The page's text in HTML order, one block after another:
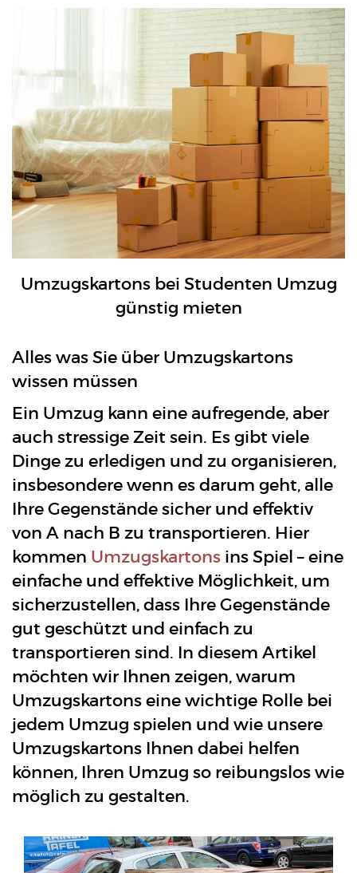
Umzugskartons bei Studenten Umzug
günstig mieten
Alles was Sie über Umzugskartons
wissen müssen
Ein Umzug kann eine aufregende, aber
auch stressige Zeit sein. Es gibt viele
Dinge zu erledigen und zu organisieren,
insbesondere wenn es darum geht, alle
Ihre Gegenstände sicher und effektiv
von A nach B zu transportieren. Hier
kommen Umzugskartons ins Spiel – eine
einfache und effektive Möglichkeit, um
sicherzustellen, dass Ihre Gegenstände
gut geschützt und einfach zu
transportieren sind. In diesem Artikel
möchten wir Ihnen zeigen, warum
Umzugskartons eine wichtige Rolle bei
jedem Umzug spielen und wie unsere
Umzugskartons Ihnen dabei helfen
können, Ihren Umzug so reibungslos wie
möglich zu gestalten.